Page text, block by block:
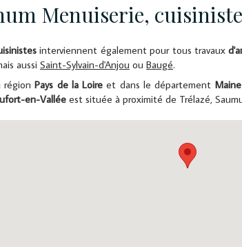
Menuiserie,
interviennent également pour tous travaux
aussi Saint-Sylvain-d'Anjou ou Baugé.
régionPays de la Loire et dans le département
en-Vallée est située à proximité de Trélazé,